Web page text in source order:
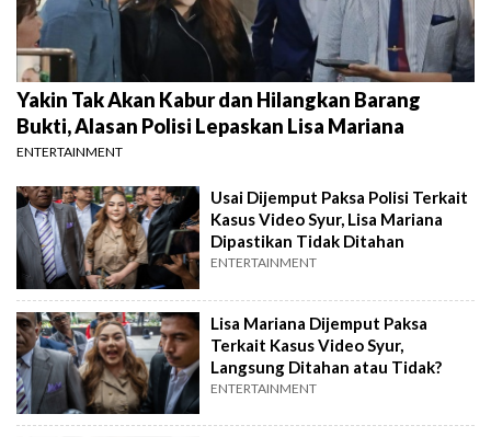
Yakin Tak Akan Kabur dan Hilangkan Barang
Bukti, Alasan Polisi Lepaskan Lisa Mariana
ENTERTAINMENT
Usai Dijemput Paksa Polisi Terkait
Kasus Video Syur, Lisa Mariana
Dipastikan Tidak Ditahan
ENTERTAINMENT
Lisa Mariana Dijemput Paksa
Terkait Kasus Video Syur,
Langsung Ditahan atau Tidak?
ENTERTAINMENT